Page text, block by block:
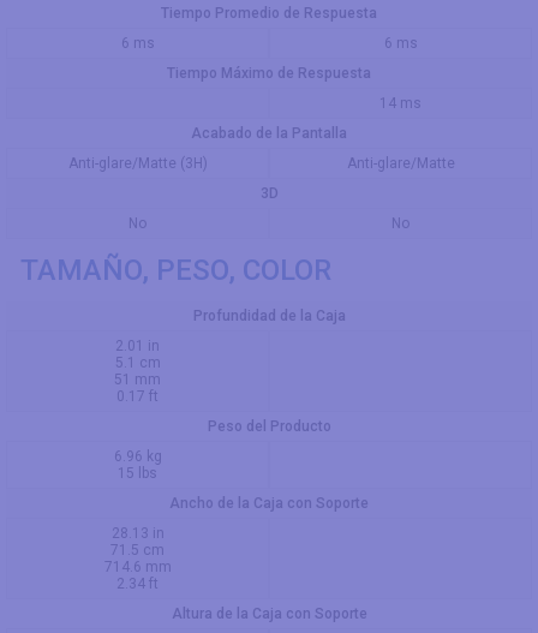
Tiempo Promedio de Respuesta
6 ms
6 ms
Tiempo Máximo de Respuesta
14 ms
Acabado de la Pantalla
Anti-glare/Matte (3H)
Anti-glare/Matte
3D
No
No
TAMAÑO, PESO, COLOR
Profundidad de la Caja
2.01 in
5.1 cm
51 mm
0.17 ft
Peso del Producto
6.96 kg
15 lbs
Ancho de la Caja con Soporte
28.13 in
71.5 cm
714.6 mm
2.34 ft
Altura de la Caja con Soporte